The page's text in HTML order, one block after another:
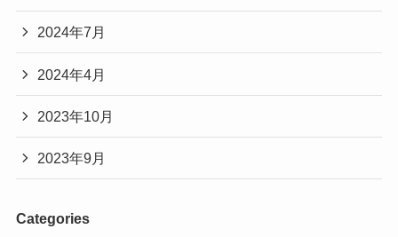
2024年7月
2024年4月
2023年10月
2023年9月
Categories